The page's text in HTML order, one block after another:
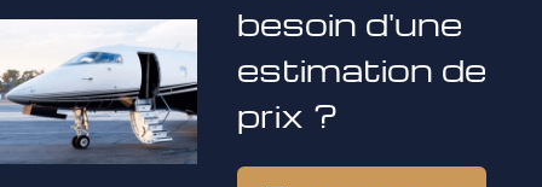
besoin d'une
estimation de
prix ?